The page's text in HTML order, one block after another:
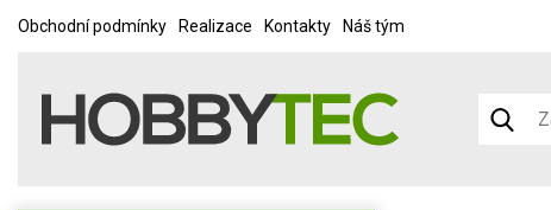
Obchodní podmínky Realizace Kontakty Náš tým